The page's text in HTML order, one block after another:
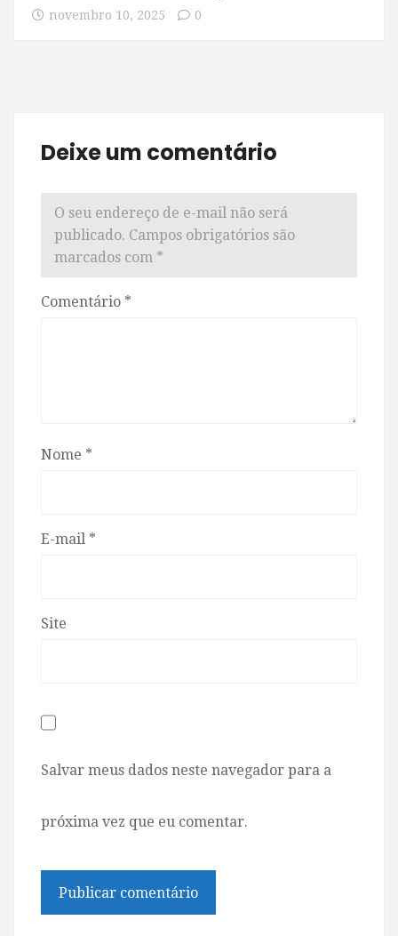
novembro 10, 2025 0
Deixe um comentário
O seu endereço de e-mail não será
publicado. Campos obrigatórios são
marcados com *
Comentário *
Nome *
E-mail *
Site
Salvar meus dados neste navegador para a
próxima vez que eu comentar.